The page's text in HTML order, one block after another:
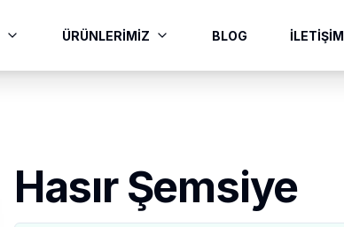
ÜRÜNLERİMİZ BLOG İLETİŞİM
Hasır Şemsiye